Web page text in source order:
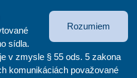
Rozumiem
sídla.
v zmysle § 55 ods. 5 zakona
komunikáciách považované
INFORMÁCIE
Reklamačný poriadok
Kontakt
Mapa stránok